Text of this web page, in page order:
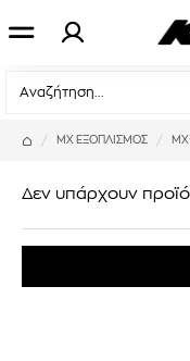
ΜΧ ΕΞΟΠΛΙΣΜΟΣ ΜΧ
Δεν υπάρχουν